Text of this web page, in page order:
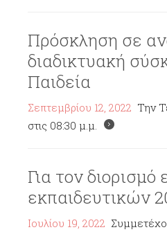
Πρόσκληση σε
διαδικτυακή
Παιδεία
Σεπτεμβρίου 12, 2022 Την
στις 08:30 μ.μ.
Για τον
εκπαιδευτικών
Ιουλίου 19, 2022